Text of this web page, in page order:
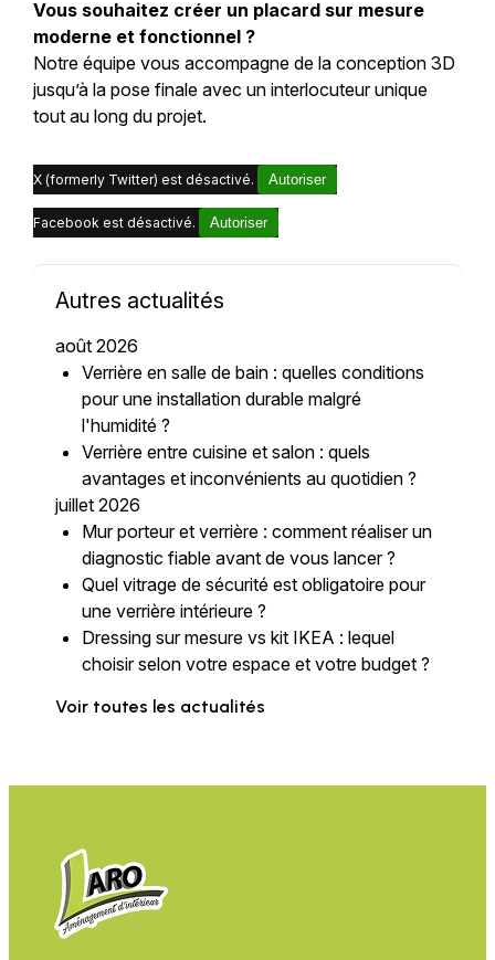
Vous souhaitez créer un placard sur mesure
moderne et fonctionnel ?
Notre équipe vous accompagne de la conception 3D
jusqu’à la pose finale avec un interlocuteur unique
tout au long du projet.
X (formerly Twitter) est désactivé. Autoriser
Facebook est désactivé. Autoriser
Autres actualités
août 2026
Verrière en salle de bain : quelles conditions
pour une installation durable malgré
l'humidité ?
Verrière entre cuisine et salon : quels
avantages et inconvénients au quotidien ?
juillet 2026
Mur porteur et verrière : comment réaliser un
diagnostic fiable avant de vous lancer ?
Quel vitrage de sécurité est obligatoire pour
une verrière intérieure ?
Dressing sur mesure vs kit IKEA : lequel
choisir selon votre espace et votre budget ?
Voir toutes les actualités